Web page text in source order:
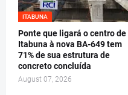
ITABUNA
Ponte que ligará o centro de
Itabuna à nova BA-649 tem
71% de sua estrutura de
concreto concluída
August 07, 2026